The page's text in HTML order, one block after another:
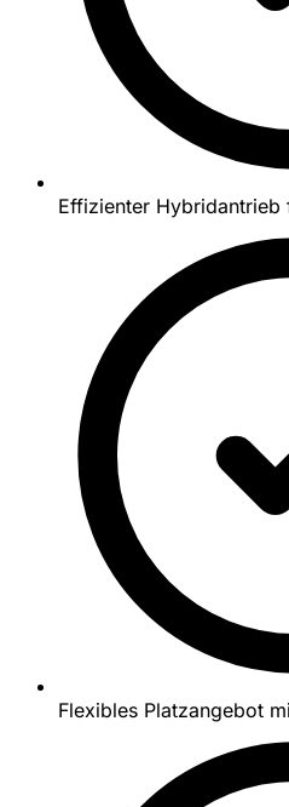
Effizienter
Flexibles Platzangebot